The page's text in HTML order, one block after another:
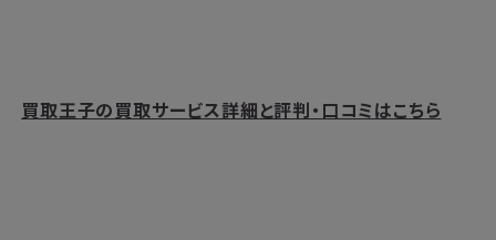
買取王子の買取サービス詳細と評判・口コミはこちら